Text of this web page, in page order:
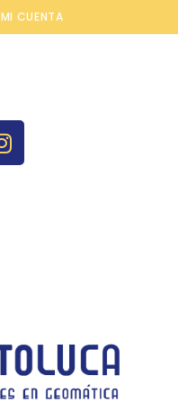
MI CUENTA